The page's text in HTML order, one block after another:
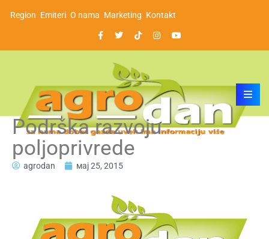
Region Emiteri O nama Marketing Kontakt
Podrška razvoju
poljoprivrede
agrodan мај 25, 2015